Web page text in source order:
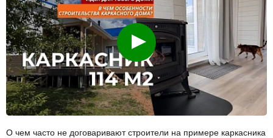
Смотреть
О чем часто не договаривают строители на примере каркасника